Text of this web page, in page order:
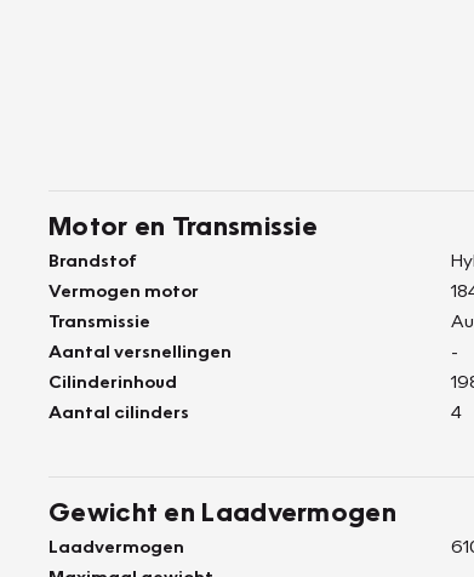
Motor en Transmissie
Brandstof
Vermogen motor
Transmissie
Aantal versnellingen
-
Cilinderinhoud
Aantal cilinders
4
Gewicht en Laadvermogen
Laadvermogen